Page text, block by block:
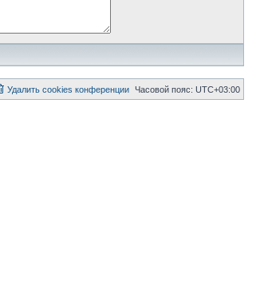
Часовой пояс: UTC+03:00
Удалить cookies конференции